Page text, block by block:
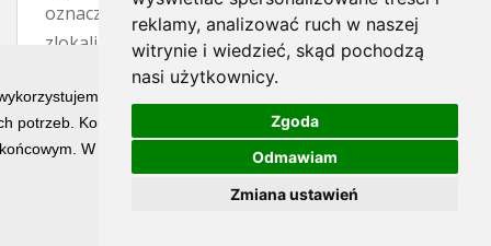
technologię cookies w celu świadczenia Państwu
potrzeb. Korzystanie z witryny bez zmiany ustawień dotyczących
W każdym momencie możesz określić warunki
reklamy, analizować ruch w naszej
witrynie i wiedzieć, skąd pochodzą
nasi użytkownicy.
Zgoda
Odmawiam
Zmiana ustawień
oznacza niemożliwy. Jeżeli mamy
zlokalizowanego rogacza, to kwestią cierpliwości
i wytrwałości jest spotkanie z nim. W nagrodę
pozyskujemy osobnika o najładniejszym
wyglądzie parostków w całym sezonie.
Największy atut trofeum pozyskanego w
czerwcu stanowi już pełne jego wybarwienie.